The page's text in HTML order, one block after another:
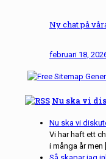
Ny chat på
februari 18,
Nu ska vi
Nu ska vi
Vi har haft ett
i många år men